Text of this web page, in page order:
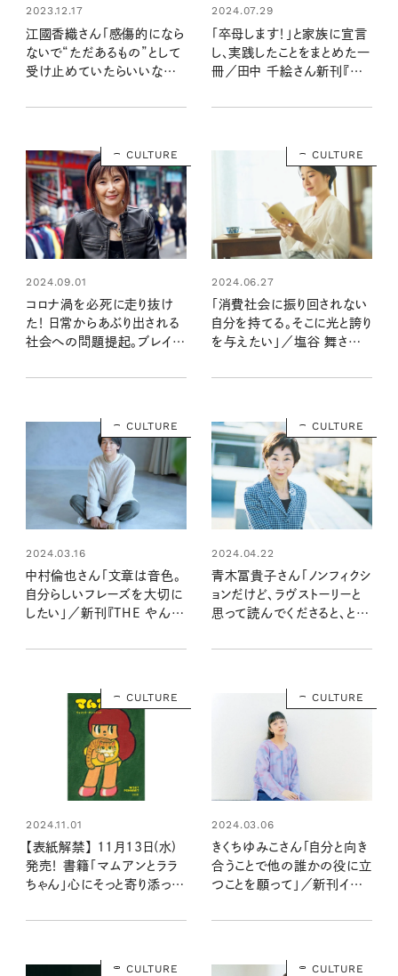
2023.12.17
江國香織さん「感傷的になら
ないで“ただあるもの”として
受け止めていたらいいなっ
2024.07.29
「卒母します！」と家族に宣言
し、実践したことをまとめた一
冊／田中 千絵さん新刊『卒
こと』インタビュー
CULTURE
2024.09.01
コロナ渦を必死に走り抜け
た！ 日常からあぶり出される
社会への問題提起。ブレイデ
イが発売／新刊『転がる珠玉
CULTURE
2024.06.27
「消費社会に振り回されない
自分を持てる。そこに光と誇り
を与えたい」／塩谷 舞さん
ンタビュー
CULTURE
2024.03.16
中村倫也さん「文章は音色。
自分らしいフレーズを大切に
したい」／新刊『THE やんご
CULTURE
2024.04.22
青木冨貴子さん「ノンフィクシ
ョンだけど、ラヴストーリーと
思って読んでくださると、とて
ー
CULTURE
2024.11.01
【表紙解禁】 11月13日(水)
発売！ 書籍「マムアンとララ
ちゃん」心にそっと寄り添って
CULTURE
2024.03.06
きくちゆみこさん「自分と向き
合うことで他の誰かの役に立
つことを願って」／新刊インタ
CULTURE CULTURE